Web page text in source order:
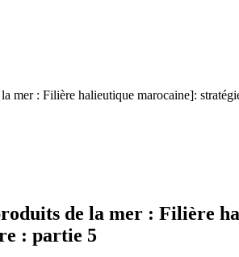
mer : Filière halieutique marocaine]:
de la mer : Filière
: partie 5